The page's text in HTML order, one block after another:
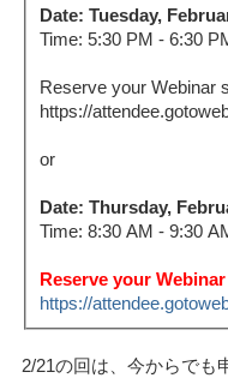
Date: Tuesday,
Time: 5:30 PM - 6:30
Reserve your Webinar
https://
or
Date: Thursday,
Time: 8:30 AM - 9:30
Reserve your
https://
2/21の回は、今からでも